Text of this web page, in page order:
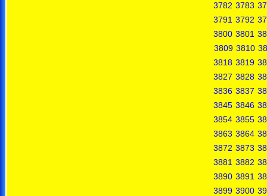
3782 3783
3791 3792
3800 3801
3809 3810
3818 3819
3827 3828
3836 3837
3845 3846
3854 3855
3863 3864
3872 3873
3881 3882
3890 3891
3899 3900